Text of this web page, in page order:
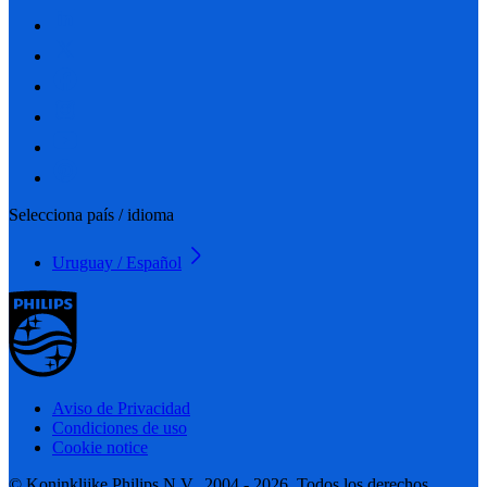
Selecciona país / idioma
Uruguay / Español
Aviso de Privacidad
Condiciones de uso
Cookie notice